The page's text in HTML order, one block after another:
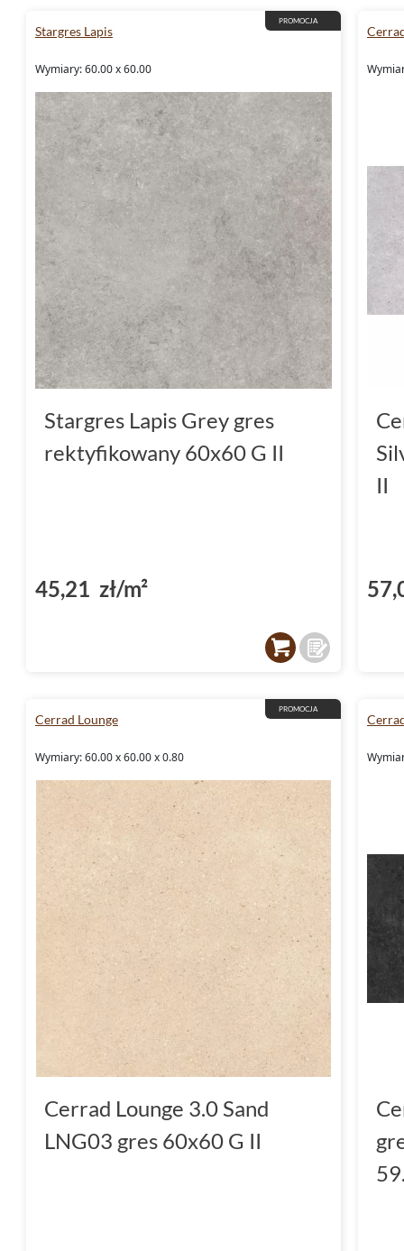
PROMOCJA
Stargres Lapis
Wymiary: 60.00 x 60.00
Stargres Lapis Grey gres
rektyfikowany 60x60 G II
45,21 zł/m²
II
PROMOCJA
Cerrad Lounge
Wymiary: 60.00 x 60.00 x 0.80
Cerrad Lounge 3.0 Sand
LNG03 gres 60x60 G II